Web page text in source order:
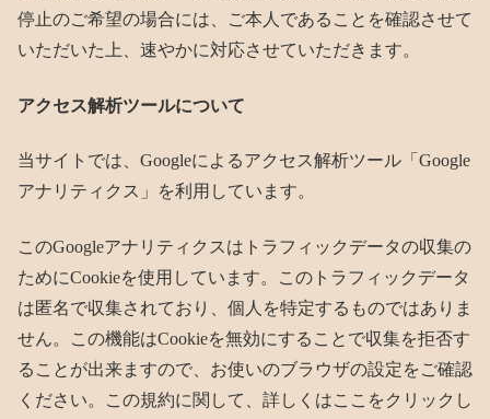
停止のご希望の場合には、ご本人であることを確認させて
いただいた上、速やかに対応させていただきます。
アクセス解析ツールについて
当サイトでは、Googleによるアクセス解析ツール「Google
アナリティクス」を利用しています。
このGoogleアナリティクスはトラフィックデータの収集の
ためにCookieを使用しています。このトラフィックデータ
は匿名で収集されており、個人を特定するものではありま
せん。この機能はCookieを無効にすることで収集を拒否す
ることが出来ますので、お使いのブラウザの設定をご確認
ください。この規約に関して、詳しくはここをクリックし